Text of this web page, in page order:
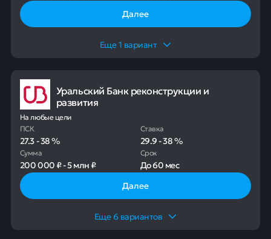
Далее
Еще1 вариант
Уральский Банк реконструкции и
развития
На любые цели
ПСК
27.3-38%
Ставка
29.9-38%
Сумма
200 000 ₽-5 млн ₽
Срок
До60 мес
Далее
Еще6 вариантов